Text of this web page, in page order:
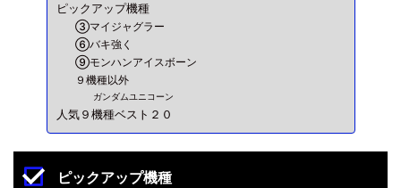
ピックアップ機種
③マイジャグラー
⑥バキ強く
⑨モンハンアイスボーン
９機種以外
ガンダムユニコーン
人気９機種ベスト２０
ピックアップ機種